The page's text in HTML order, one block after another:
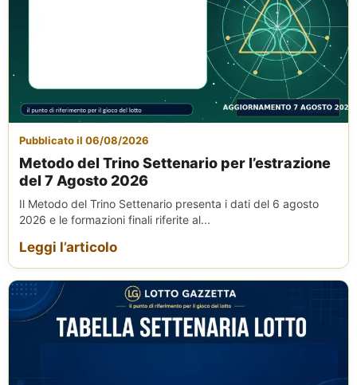
Pubblicato il 06/08/2026
Metodo del Trino Settenario per l’estrazione
del 7 Agosto 2026
Il Metodo del Trino Settenario presenta i dati del 6 agosto
2026 e le formazioni finali riferite al...
Leggi l’articolo